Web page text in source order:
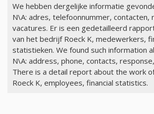
We hebben dergelijke informatie
N\A: adres, telefoonnummer, contacten,
vacatures. Er is een gedetailleerd
van het bedrijf Roeck K, medewerkers,
statistieken. We found such information
N\A: address, phone, contacts,
There is a detail report about the work
Roeck K, employees, financial statistics.